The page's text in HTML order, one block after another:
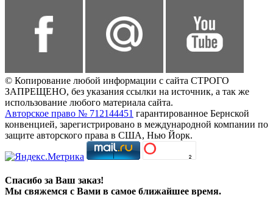
© Копирование любой информации с сайта СТРОГО
ЗАПРЕЩЕНО, без указания ссылки на источник, а так же
использование любого материала сайта.
Авторское право № 712144451 гарантированное Бернской
конвенцией, зарегистрировано в международной компании по
защите авторского права в США, Нью Йорк.
Спасибо за Ваш заказ!
Мы свяжемся с Вами в самое ближайшее время.